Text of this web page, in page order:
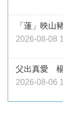
「蓮」映
2026-08-08
父出真愛 楊
2026-08-06